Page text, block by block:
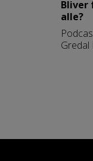
Bliver
alle?
Gredal